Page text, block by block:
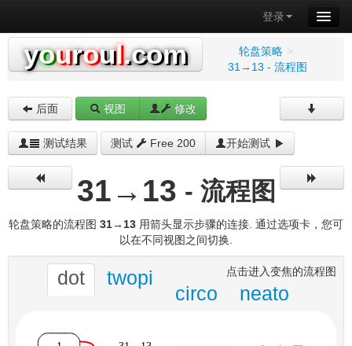
登录
youroul.com 轮盘策略 >
31→13 - 流程图
后面 视图 修改
测试结果 测试 Free 200 开始测试
31→13 - 流程图
轮盘策略的流程图 31→13 用箭头显示步骤的连接. 通过选项卡，您可
以在不同视图之间切换.
点击进入变焦的流程图
dot twopi
circo neato